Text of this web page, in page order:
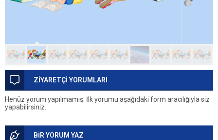
ZİYARETÇİ YORUMLARI
Henüz yorum yapılmamış. İlk yorumu aşağıdaki form aracılığıyla siz
yapabilirsiniz.
BİR YORUM YAZ